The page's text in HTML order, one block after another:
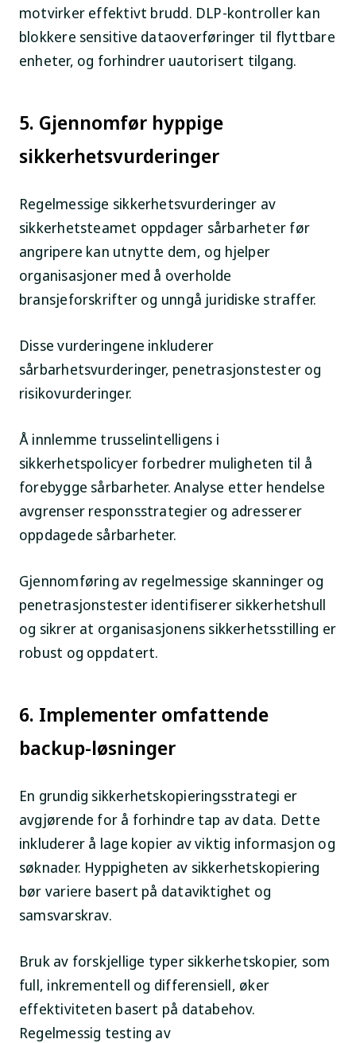
motvirker effektivt brudd. DLP-kontroller kan
blokkere sensitive dataoverføringer til flyttbare
enheter, og forhindrer uautorisert tilgang.
5. Gjennomfør hyppige
sikkerhetsvurderinger
Regelmessige sikkerhetsvurderinger av
sikkerhetsteamet oppdager sårbarheter før
angripere kan utnytte dem, og hjelper
organisasjoner med å overholde
bransjeforskrifter og unngå juridiske straffer.
Disse vurderingene inkluderer
sårbarhetsvurderinger, penetrasjonstester og
risikovurderinger.
Å innlemme trusselintelligens i
sikkerhetspolicyer forbedrer muligheten til å
forebygge sårbarheter. Analyse etter hendelse
avgrenser responsstrategier og adresserer
oppdagede sårbarheter.
Gjennomføring av regelmessige skanninger og
penetrasjonstester identifiserer sikkerhetshull
og sikrer at organisasjonens sikkerhetsstilling er
robust og oppdatert.
6. Implementer omfattende
backup-løsninger
En grundig sikkerhetskopieringsstrategi er
avgjørende for å forhindre tap av data. Dette
inkluderer å lage kopier av viktig informasjon og
søknader. Hyppigheten av sikkerhetskopiering
bør variere basert på dataviktighet og
samsvarskrav.
Bruk av forskjellige typer sikkerhetskopier, som
full, inkrementell og differensiell, øker
effektiviteten basert på databehov.
Regelmessig testing av